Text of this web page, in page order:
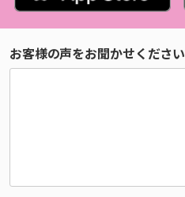
お客様の声をお聞かせください